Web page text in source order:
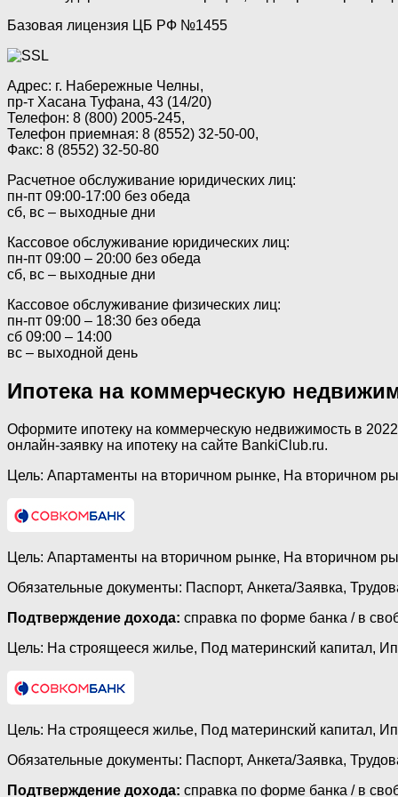
Базовая лицензия ЦБ РФ №1455
Адрес: г. Набережные Челны,
пр-т Хасана Туфана, 43 (14/20)
Телефон: 8 (800) 2005-245,
Телефон приемная: 8 (8552) 32-50-00,
Факс: 8 (8552) 32-50-80
Расчетное обслуживание юридических лиц:
пн-пт 09:00-17:00 без обеда
сб, вс – выходные дни
Кассовое обслуживание юридических лиц:
пн-пт 09:00 – 20:00 без обеда
сб, вс – выходные дни
Кассовое обслуживание физических лиц:
пн-пт 09:00 – 18:30 без обеда
сб 09:00 – 14:00
вс – выходной день
Ипотека на коммерческую
Оформите ипотеку на коммерческую недвижимость в
онлайн-заявку на ипотеку на сайте BankiClub.ru.
Цель: Апартаменты на вторичном рынке, На вторичном
Цель: Апартаменты на вторичном рынке, На вторичном
Обязательные документы: Паспорт, Анкета/Заявка,
Подтверждение дохода: справка по форме банка / в
Цель: На строящееся жилье, Под материнский капитал,
Цель: На строящееся жилье, Под материнский капитал,
Обязательные документы: Паспорт, Анкета/Заявка,
Подтверждение дохода: справка по форме банка / в